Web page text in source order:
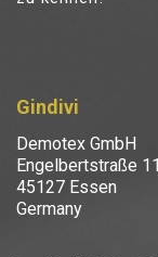
Gindivi
Demotex GmbH
Engelbertstraße 11
45127 Essen
Germany